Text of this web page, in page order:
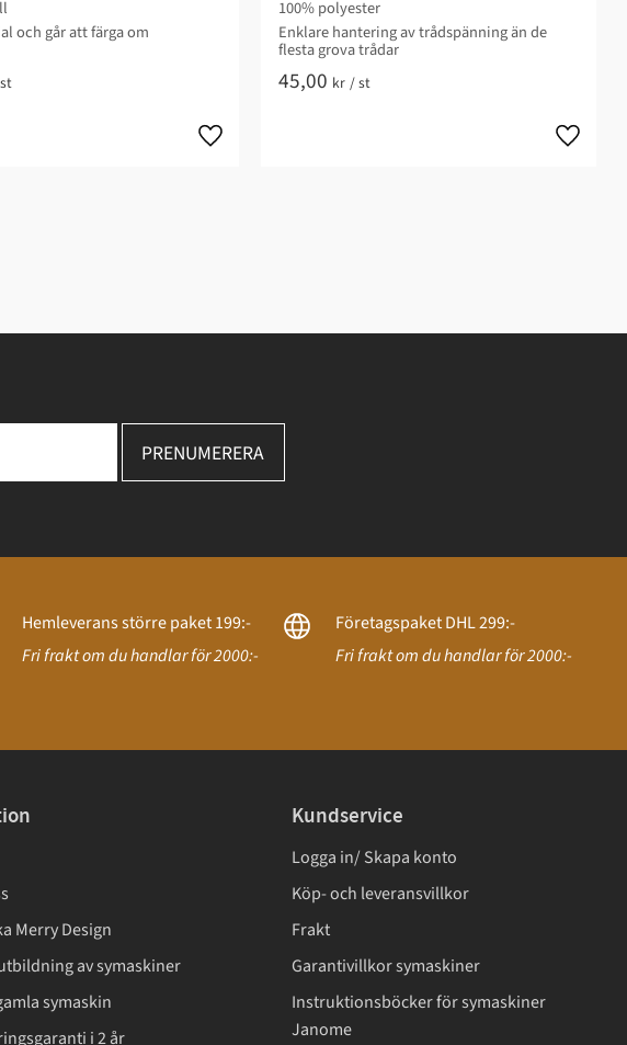
och går att färga om
st
100% polyester
Enklare hantering av trådspänning än de
flesta grova trådar
45,00 kr /st
PRENUMERERA
Hemleverans större paket 199:-
Fri frakt om du handlar för 2000:-
Företagspaket DHL 299:-
Fri frakt om du handlar för 2000:-
Merry Design
av symaskiner
symaskin
i 2 år
Kundservice
Logga in/ Skapa konto
Köp- och leveransvillkor
Frakt
Garantivillkor symaskiner
Instruktionsböcker för symaskiner
Janome